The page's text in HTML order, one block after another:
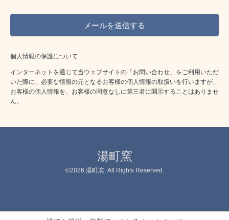
個人情報の保護について
インターネットを通じて当ウェブサイトの「お問い合わせ」をご利用いただ
いた際に、必要な情報の元となるお客様の個人情報の取扱いを行いますが、
お客様の個人情報を、お客様の同意なしに第三者に開示することはありませ
ん。
湯町窯
©2026 湯町窯. All Rights Reserved.